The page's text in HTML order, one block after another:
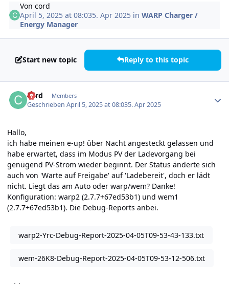
Voncord
April 5, 2025 at 08:035. Apr 2025 inWARP Charger /
Energy Manager
Start new topic Reply to this topic
cord Members
GeschriebenApril 5, 2025 at 08:035. Apr 2025
Hallo,
ich habe meinen e-up! über Nacht angesteckt gelassen und
habe erwartet, dass im Modus PV der Ladevorgang bei
genügend PV-Strom wieder beginnt. Der Status änderte sich
auch von 'Warte auf Freigabe' auf 'Ladebereit', doch er lädt
nicht. Liegt das am Auto oder warp/wem? Danke!
Konfiguration: warp2 (2.7.7+67ed53b1) und wem1
(2.7.7+67ed53b1). Die Debug-Reports anbei.
warp2-Yrc-Debug-Report-2025-04-05T09-53-43-133.txt
wem-26K8-Debug-Report-2025-04-05T09-53-12-506.txt